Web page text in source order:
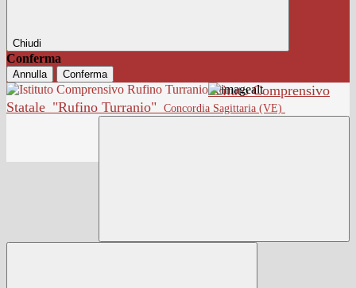
Chiudi
Conferma
Annulla Conferma
Istituto Comprensivo
Statale "Rufino Turranio" Concordia Sagittaria (VE)